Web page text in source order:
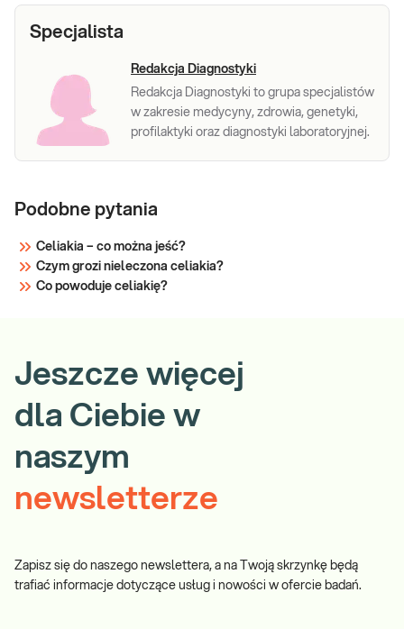
tkankowej w klasie IgA (IgA anty-tTG)
Specjalista
Redakcja Diagnostyki
Redakcja Diagnostyki to grupa specjalistów
w zakresie medycyny, zdrowia, genetyki,
profilaktyki oraz diagnostyki laboratoryjnej.
Podobne pytania
Celiakia – co można jeść?
Czym grozi nieleczona celiakia?
Co powoduje celiakię?
Jeszcze więcej
dla Ciebie w
naszym
newsletterze
Zapisz się do naszego newslettera, a na Twoją skrzynkę będą
trafiać informacje dotyczące usług i nowości w ofercie badań.